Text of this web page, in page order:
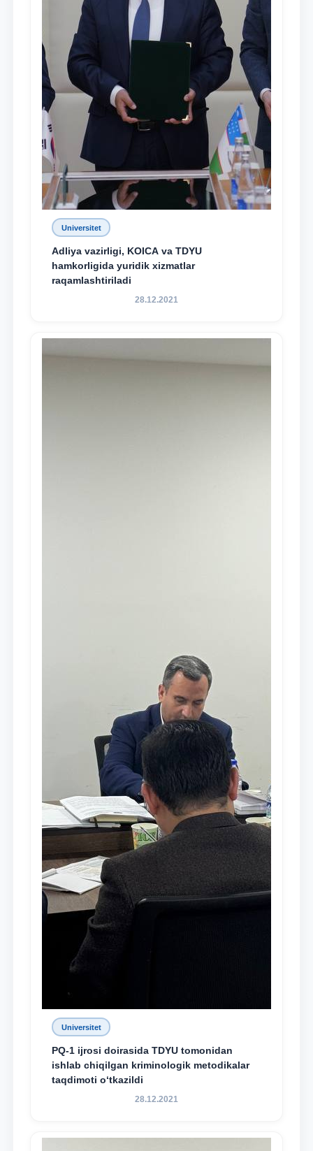
Universitet
Adliya vazirligi, KOICA va TDYU
hamkorligida yuridik xizmatlar
raqamlashtiriladi
28.12.2021
Universitet
PQ-1 ijrosi doirasida TDYU tomonidan
ishlab chiqilgan kriminologik metodikalar
taqdimoti o‘tkazildi
28.12.2021